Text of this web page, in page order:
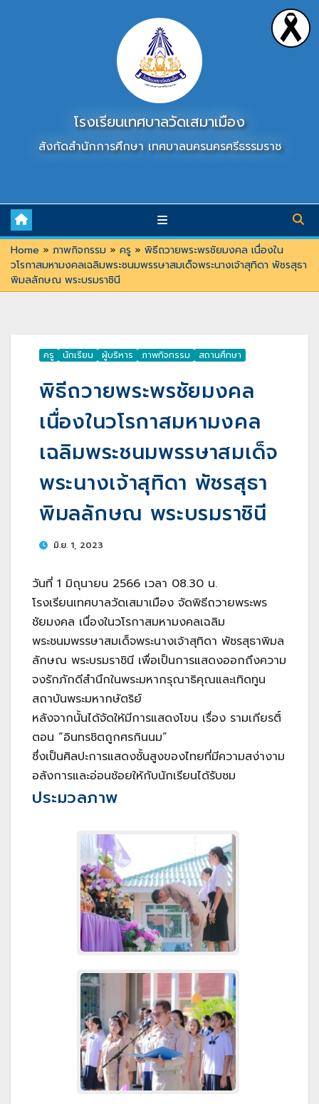
โรงเรียนเทศบาลวัดเสมาเมือง
สังกัดสำนักการศึกษา เทศบาลนครนครศรีธรรมราช
Home » ภาพกิจกรรม » ครู » พิธีถวายพระพรชัยมงคล เนื่องใน
วโรกาสมหามงคลเฉลิมพระชนมพรรษาสมเด็จพระนางเจ้าสุทิดา พัชรสุธา
พิมลลักษณ พระบรมราชินี
ครู นักเรียน ผู้บริหาร ภาพกิจกรรม สถานศึกษา
พิธีถวายพระพรชัยมงคล
เนื่องในวโรกาสมหามงคล
เฉลิมพระชนมพรรษาสมเด็จ
พระนางเจ้าสุทิดา พัชรสุธา
พิมลลักษณ พระบรมราชินี
มิ.ย. 1, 2023
วันที่ 1 มิถุนายน 2566 เวลา 08.30 น.
โรงเรียนเทศบาลวัดเสมาเมือง จัดพิธีถวายพระพร
ชัยมงคล เนื่องในวโรกาสมหามงคลเฉลิม
พระชนมพรรษาสมเด็จพระนางเจ้าสุทิดา พัชรสุธาพิมล
ลักษณ พระบรมราชินี เพื่อเป็นการแสดงออกถึงความ
จงรักภักดีสำนึกในพระมหากรุณาธิคุณและเทิดทูน
สถาบันพระมหากษัตริย์
หลังจากนั้นได้จัดให้มีการแสดงโขน เรื่อง รามเกียรติ์
ตอน “อินทรชิตถูกศรกินนม”
ซึ่งเป็นศิลปะการแสดงชั้นสูงของไทยที่มีความสง่างาม
อลังการและอ่อนช้อยให้กับนักเรียนได้รับชม
ประมวลภาพ